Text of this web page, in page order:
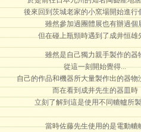
後來回到茨城老家的小窯場開始進行
雖然參加過團體展也有辦過個
但在碰上瓶頸時遇到了成井恒雄
雖然是自己獨力親手製作的器
從這一刻開始覺得...
自己的作品和機器所大量製作出的器物
而在看到成井先生的器皿時
立刻了解到這是使用不同轆轤所
當時佐藤先生使用的是電動轆